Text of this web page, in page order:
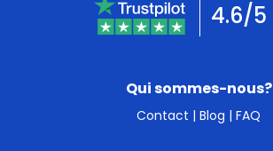
Qui sommes-nous?
Contact | Blog | FAQ
4.6/5